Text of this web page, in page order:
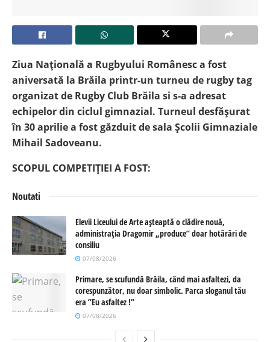
Ziua Națională a Rugbyului Românesc a fost
aniversată la Brăila printr-un turneu de rugby tag
organizat de Rugby Club Brăila si s-a adresat
echipelor din ciclul gimnazial. Turneul desfășurat
în 30 aprilie a fost găzduit de sala Școlii Gimnaziale
Mihail Sadoveanu.
SCOPUL COMPETIȚIEI A FOST:
Noutati
Elevii Liceului de Arte așteaptă o clădire nouă,
administrația Dragomir „produce” doar hotărâri de
consiliu
07/08/2026
Primare, se scufundă Brăila, când mai asfaltezi, da
corespunzător, nu doar simbolic. Parca sloganul tău
era ”Eu asfaltez !”
07/08/2026